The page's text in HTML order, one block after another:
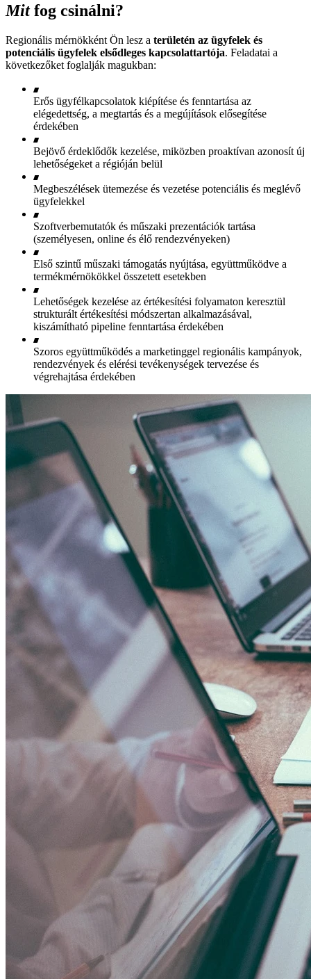
Mitfog csinálni?
Regionális mérnökként Ön lesz a területén az ügyfelek és
potenciális ügyfelek elsődleges kapcsolattartója. Feladatai a
következőket foglalják magukban:
Erős ügyfélkapcsolatok kiépítése és fenntartása az
elégedettség, a megtartás és a megújítások elősegítése
érdekében
Bejövő érdeklődők kezelése, miközben proaktívan azonosít új
lehetőségeket a régióján belül
Megbeszélések ütemezése és vezetése potenciális és meglévő
ügyfelekkel
Szoftverbemutatók és műszaki prezentációk tartása
(személyesen, online és élő rendezvényeken)
Első szintű műszaki támogatás nyújtása, együttműködve a
termékmérnökökkel összetett esetekben
Lehetőségek kezelése az értékesítési folyamaton keresztül
strukturált értékesítési módszertan alkalmazásával,
kiszámítható pipeline fenntartása érdekében
Szoros együttműködés a marketinggel regionális kampányok,
rendezvények és elérési tevékenységek tervezése és
végrehajtása érdekében